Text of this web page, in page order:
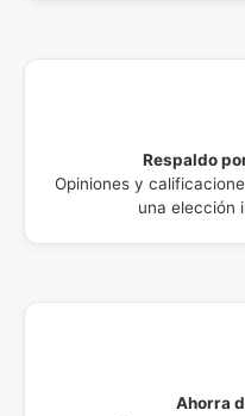
Respaldo
Opiniones y
una elección
Ahorra